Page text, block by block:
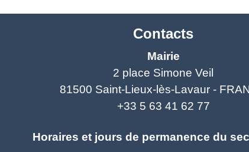
Contacts
Mairie
2 place Simone Veil
81500 Saint-Lieux-lès-Lavaur -
+33 5 63 41 62 77
Horaires et jours de permanence du